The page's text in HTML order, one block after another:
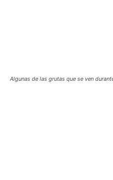
Algunas de las grutas que se ven